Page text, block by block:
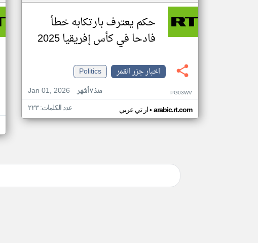
حكم يعترف بارتكابه خطأ
فادحا في كأس إفريقيا 2025
اخبار جزر القمر
Politics
Jan 01, 2026
منذ ٧ أشهر PG03WV
ار تي عربي• arabic.rt.com عدد الكلمات: ٢٢٣